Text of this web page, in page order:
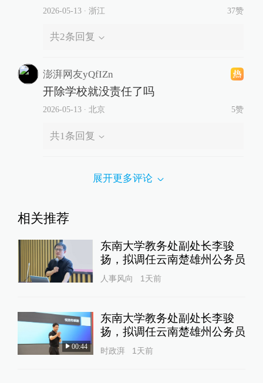
2026-05-13∙ 浙江 37赞
共2条回复
澎湃网友yQfIZn
开除学校就没责任了吗
2026-05-13∙ 北京 5赞
共1条回复
展开更多评论
相关推荐
东南大学教务处副处长李骏
扬，拟调任云南楚雄州公务员
人事风向 1天前
00:44
东南大学教务处副处长李骏
扬，拟调任云南楚雄州公务员
时政湃 1天前